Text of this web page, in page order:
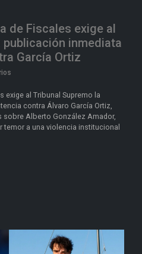
de Fiscales exige al
publicación inmediata
García Ortiz
exige al Tribunal Supremo la
contra Álvaro García Ortiz,
Alberto González Amador,
temor a una violencia institucional